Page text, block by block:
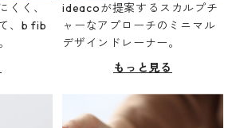
くく、
、b fib
ideacoが提案するスカルプチ
ャーなアプローチのミニマル
デザインドレーナー。
もっと見る